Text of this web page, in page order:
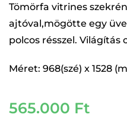
Tömörfa vitrines
ajtóval,mögötte egy
polcos résszel.
Méret: 968(szé) x 1528
565.000 Ft